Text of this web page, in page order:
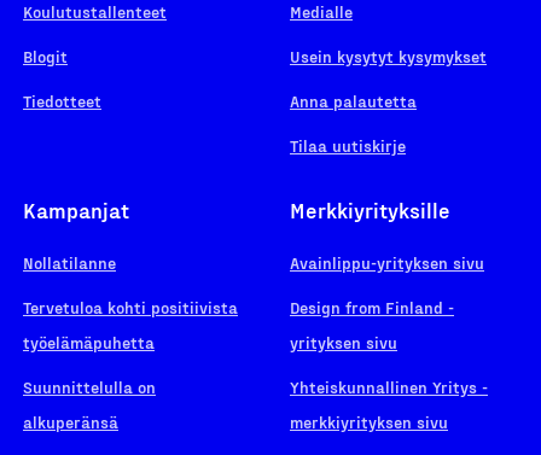
Koulutustallenteet
Blogit
Tiedotteet
Medialle
Usein kysytyt kysymykset
Anna palautetta
Tilaa uutiskirje
Kampanjat
Nollatilanne
Tervetuloa kohti positiivista
työelämäpuhetta
Suunnittelulla on
alkuperänsä
Merkkiyrityksille
Avainlippu-yrityksen sivu
Design from Finland -
yrityksen sivu
Yhteiskunnallinen Yritys -
merkkiyrityksen sivu